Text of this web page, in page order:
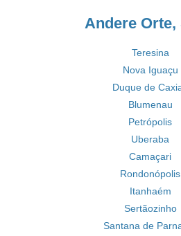
Andere Orte,
Teresina
Nova Iguaçu
Duque de
Blumenau
Petrópolis
Uberaba
Camaçari
Rondonópolis
Itanhaém
Sertãozinho
Santana de